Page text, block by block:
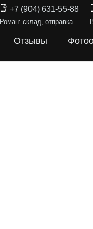
+7 (904) 631-55-88
Роман: склад, отправка
Отзывы